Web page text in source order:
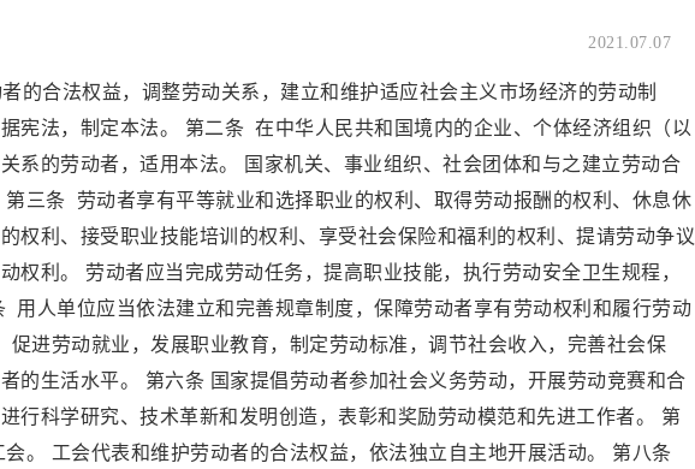
2021.07.07
的合法权益，调整劳动关系，建立和维护适应社会主义市场经济的劳动制
宪法，制定本法。 第二条 在中华人民共和国境内的企业、个体经济组织（以
系的劳动者，适用本法。 国家机关、事业组织、社会团体和与之建立劳动合
三条 劳动者享有平等就业和选择职业的权利、取得劳动报酬的权利、休息休
权利、接受职业技能培训的权利、享受社会保险和福利的权利、提请劳动争议
权利。 劳动者应当完成劳动任务，提高职业技能，执行劳动安全卫生规程，
用人单位应当依法建立和完善规章制度，保障劳动者享有劳动权利和履行劳动
促进劳动就业，发展职业教育，制定劳动标准，调节社会收入，完善社会保
的生活水平。 第六条 国家提倡劳动者参加社会义务劳动，开展劳动竞赛和合
行科学研究、技术革新和发明创造，表彰和奖励劳动模范和先进工作者。 第
。 工会代表和维护劳动者的合法权益，依法独立自主地开展活动。 第八条